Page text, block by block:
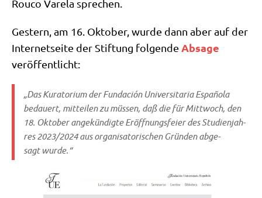
Rou­co Vare­la sprechen.
Gestern, am 16. Okto­ber, wur­de dann aber auf der
Inter­net­sei­te der Stif­tung fol­gen­de Absa­ge
veröffentlicht:
„Das Kura­to­ri­um der Fund­a­ción Uni­ver­si­ta­ria Espa­ño­la
bedau­ert, mit­tei­len zu müs­sen, daß die für Mitt­woch, den
18. Okto­ber ange­kün­dig­te Eröff­nungs­fei­er des Stu­di­en­jah­
res 2023/​2024 aus orga­ni­sa­to­ri­schen Grün­den abge­
sagt wurde.“